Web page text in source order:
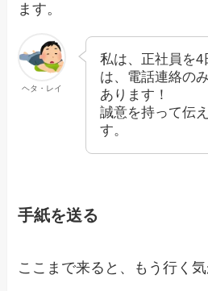
ます。
ヘタ・レイ
私は、正社員を
は、電話連絡の
あります！
誠意を持って伝
す。
手紙を送る
ここまで来ると、もう行く